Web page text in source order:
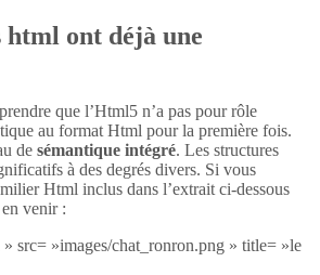
ont déjà une
que l’Html5 n’a pas pour rôle
au format Html pour la première fois.
de sémantique intégré. Les structures
à des degrés divers. Si vous
Html inclus dans l’extrait ci-dessous
venir :
src= »images/chat_ronron.png » title= »le